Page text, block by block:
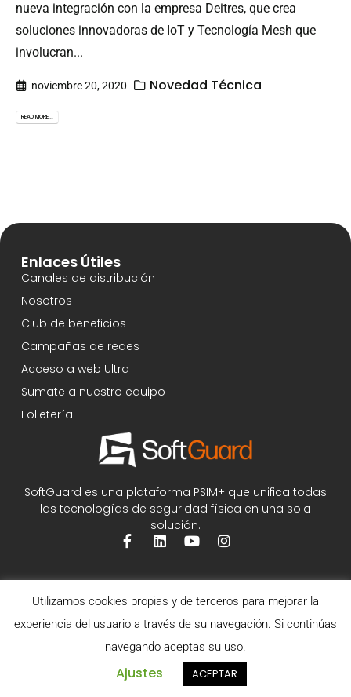
nueva integración con la empresa Deitres, que crea
soluciones innovadoras de IoT y Tecnología Mesh que
involucran...
noviembre 20, 2020 Novedad Técnica
READ MORE...
SoftGuard es una plataforma PSIM+ que unifica todas
las tecnologías de seguridad física en una sola
solución.
Enlaces Útiles
Canales de distribución
Nosotros
Club de beneficios
Campañas de redes
Acceso a web Ultra
Sumate a nuestro equipo
Folletería
©2026 SoftGuard - Todos los derechos reservados.
Utilizamos cookies propias y de terceros para mejorar la
experiencia del usuario a través de su navegación. Si continúas
navegando aceptas su uso.
Ajustes ACEPTAR